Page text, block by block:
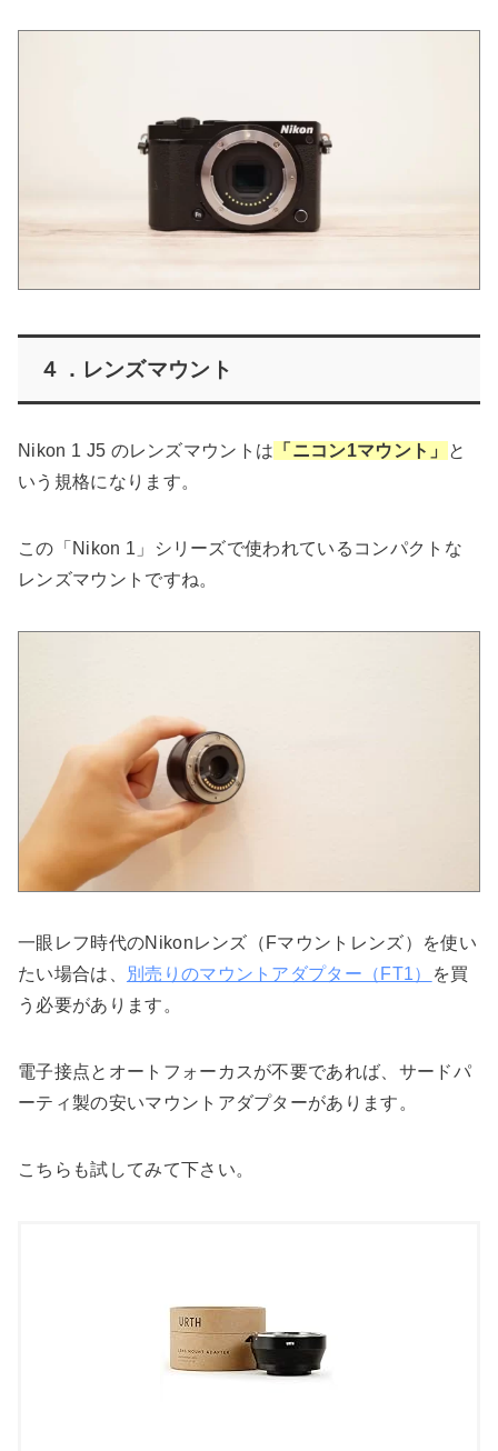
４．レンズマウント
Nikon 1 J5 のレンズマウントは 「ニコン1マウント」
と
いう規格になります。
この「Nikon 1」シリーズで使われているコンパクトな
レンズマウントですね。
一眼レフ時代のNikonレンズ（Fマウントレンズ）を使い
たい場合は、
別売りのマウントアダプター（FT1）
を買
う必要があります。
電子接点とオートフォーカスが不要であれば、サードパ
ーティ製の安いマウントアダプターがあります。
こちらも試してみて下さい。